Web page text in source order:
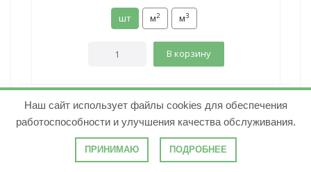
шт м2 м3
В корзину
Наш сайт использует файлы cookies для обеспечения
работоспособности и улучшения качества обслуживания.
ПРИНИМАЮ ПОДРОБНЕЕ